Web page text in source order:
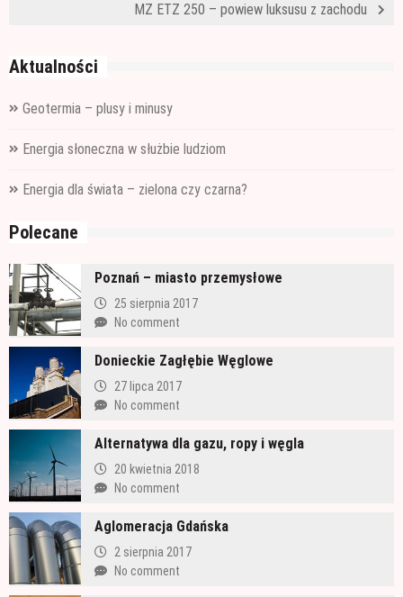
MZ ETZ 250 – powiew luksusu z zachodu
Aktualności
Geotermia – plusy i minusy
Energia słoneczna w służbie ludziom
Energia dla świata – zielona czy czarna?
Polecane
Poznań – miasto przemysłowe
25 sierpnia 2017
No comment
Donieckie Zagłębie Węglowe
27 lipca 2017
No comment
Alternatywa dla gazu, ropy i węgla
20 kwietnia 2018
No comment
Aglomeracja Gdańska
2 sierpnia 2017
No comment